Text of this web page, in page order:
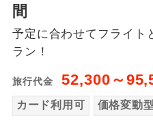
間
予定に合わせてフライト
ラン！
旅行代金 52,300～
カード利用可 価格変動
新コース 初登場
ユネス
然遺産
絶景 絶景ス
以下の注意事項をあら
ますようお願いいたし
お支払いについて
お支払いは、クレジ
ります。